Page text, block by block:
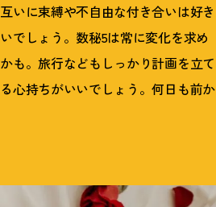
いに束縛や不自由な付き合いは好き
でしょう。数秘5は常に変化を求め
も。旅行などもしっかり計画を立て
心持ちがいいでしょう。何日も前か